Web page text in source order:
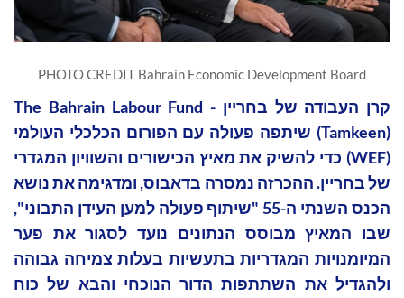
PHOTO CREDIT Bahrain Economic Development Board
קרן העבודה של בחריין - The Bahrain Labour Fund
(Tamkeen) שיתפה פעולה עם הפורום הכלכלי העולמי
(WEF) כדי להשיק את מאיץ הכישורים והשוויון המגדרי
של בחריין. ההכרזה נמסרה בדאבוס, ומדגימה את נושא
הכנס השנתי ה-55 "שיתוף פעולה למען העידן התבוני",
שבו המאיץ מבוסס הנתונים נועד לסגור את פער
המיומנויות המגדריות בתעשיות בעלות צמיחה גבוהה
ולהגדיל את השתתפות הדור הנוכחי והבא של כוח